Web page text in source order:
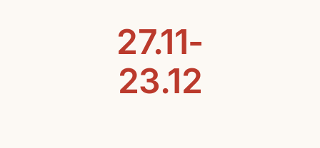
27.11-
23.12